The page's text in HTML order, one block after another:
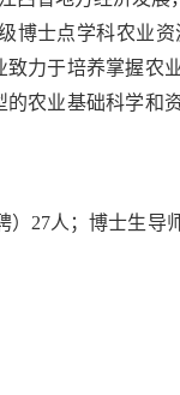
博士点学科农业
力于培养掌握农
农业基础科学和
27人；博士生导